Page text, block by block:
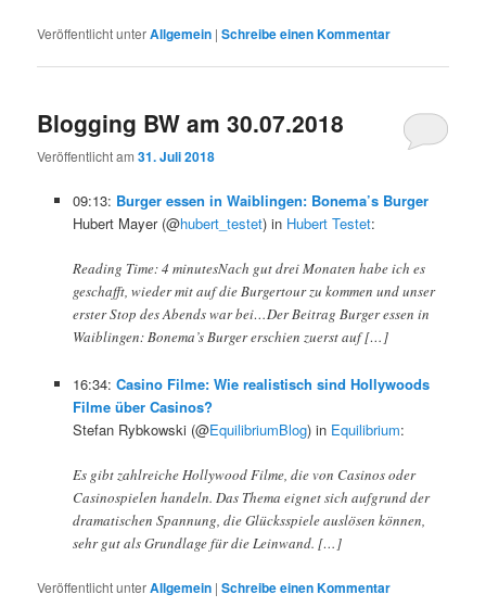
Veröffentlicht unterAllgemein |Schreibe einen Kommentar
Blogging BW am 30.07.2018
Veröffentlicht am31. Juli 2018
09:13: Burger essen in Waiblingen: Bonema’s Burger
Hubert Mayer (@hubert_testet) in Hubert Testet:
Reading Time: 4 minutesNach gut drei Monaten habe ich es
geschafft, wieder mit auf die Burgertour zu kommen und unser
erster Stop des Abends war bei…Der Beitrag Burger essen in
Waiblingen: Bonema’s Burger erschien zuerst auf […]
16:34: Casino Filme: Wie realistisch sind Hollywoods
Filme über Casinos?
Stefan Rybkowski (@EquilibriumBlog) in Equilibrium:
Es gibt zahlreiche Hollywood Filme, die von Casinos oder
Casinospielen handeln. Das Thema eignet sich aufgrund der
dramatischen Spannung, die Glücksspiele auslösen können,
sehr gut als Grundlage für die Leinwand. […]
Veröffentlicht unterAllgemein |Schreibe einen Kommentar